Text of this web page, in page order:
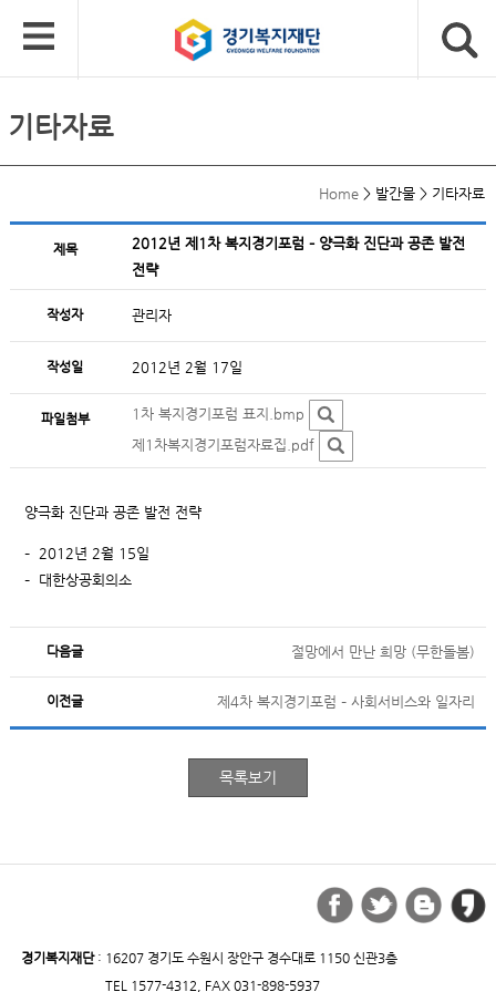
기타자료
Home > 발간물 > 기타자료
제목
2012년 제1차 복지경기포럼 – 양극화 진단과 공존 발전
전략
작성자 관리자
작성일 2012년 2월 17일
파일첨부
1차 복지경기포럼 표지.bmp
제1차복지경기포럼자료집.pdf
양극화 진단과 공존 발전 전략
– 2012년 2월 15일
– 대한상공회의소
다음글 절망에서 만난 희망 (무한돌봄)
이전글 제4차 복지경기포럼 – 사회서비스와 일자리
경기복지재단: 16207 경기도 수원시 장안구 경수대로 1150 신관3층
TEL 1577-4312, FAX 031-898-5937